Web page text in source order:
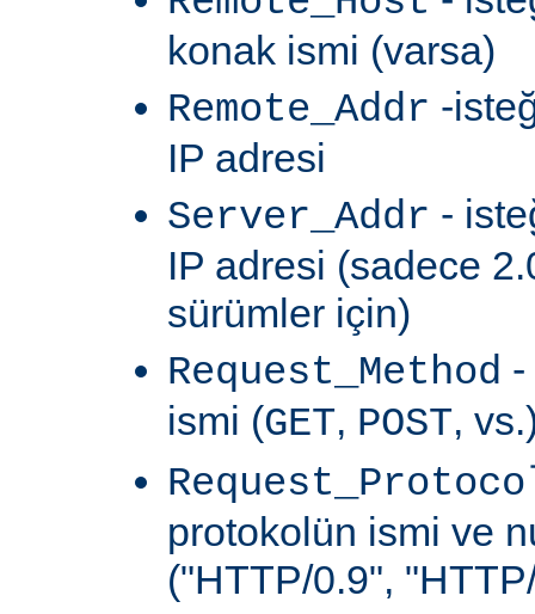
konak ismi (varsa)
Remote_Addr -
IP adresi
Server_Addr -
IP adresi (sadece
sürümler için)
Request_Method -
ismi (GET, POST,
protokolün ismi ve
("HTTP/0.9",